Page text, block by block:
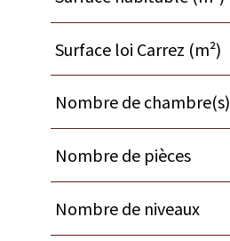
Surface loi Carrez (m²)
Nombre de chambre(s)
Nombre de pièces
Nombre de niveaux